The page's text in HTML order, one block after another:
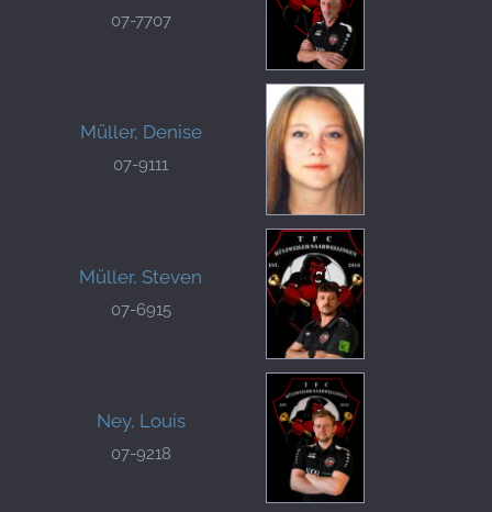
07-7707
Müller, Denise
07-9111
Müller, Steven
07-6915
Ney, Louis
07-9218